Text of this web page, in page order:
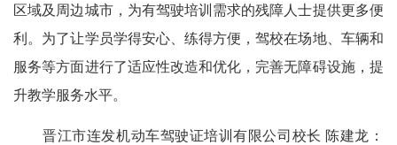
区域及周边城市，为有驾驶培训需求的残障人士提供更多便
利。为了让学员学得安心、练得方便，驾校在场地、车辆和
服务等方面进行了适应性改造和优化，完善无障碍设施，提
升教学服务水平。
晋江市连发机动车驾驶证培训有限公司校长 陈建龙：